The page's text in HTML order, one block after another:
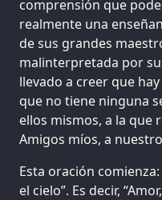
comprensión que
realmente una
de sus grandes
malinterpretada por
llevado a creer que
que no tiene ninguna
ellos mismos, a la que
Amigos míos, a
Esta oración
el cielo”. Es decir,